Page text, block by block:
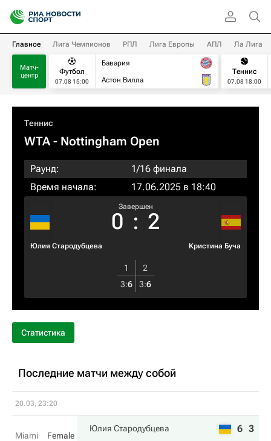
Главное Лига Чемпионов РПЛ Лига Европы АПЛ Ла Лига
Матч-
центр
Футбол
07.08 15:00
Бавария
Астон Вилла
Теннис
07.08 18:00
Теннис
WTA- Nottingham Open
Раунд:
1/16 финала
Время начала:
17.06.2025 в 18:40
Юлия Стародубцева
Завершен
0 : 2
Кристина Буча
1
2
3:6 3:6
Статистика
Последние матчи между собой
20.03, 23:20
Miami
Female
Юлия Стародубцева 6 3